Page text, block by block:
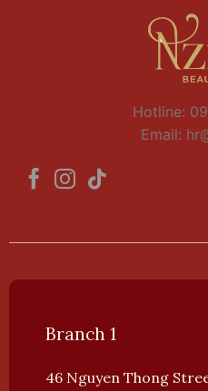
Hotline:
Email:
Branch 1
46 Nguyen Thong